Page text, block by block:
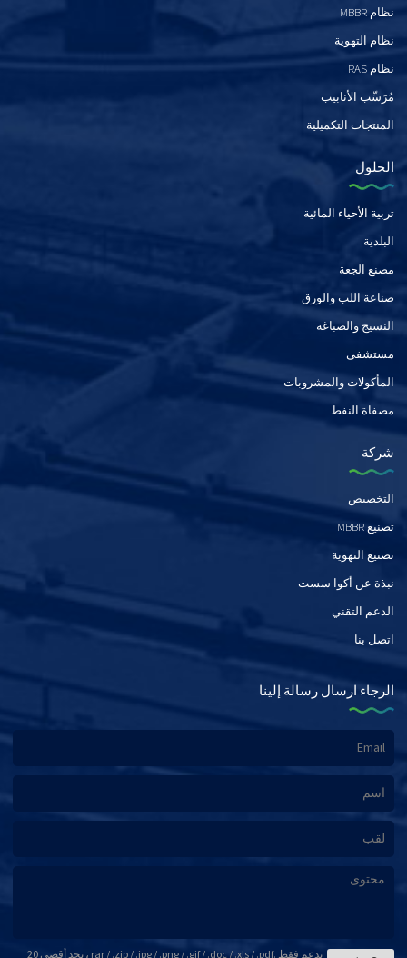
نظام MBBR
نظام التهوية
نظام RAS
مُرَسِّب الأنابيب
المنتجات التكميلية
الحلول
تربية الأحياء المائية
البلدية
مصنع الجعة
صناعة اللب والورق
النسيج والصباغة
مستشفى
المأكولات والمشروبات
مصفاة النفط
شركة
التخصيص
تصنيع MBBR
تصنيع التهوية
نبذة عن أكوا سست
الدعم التقني
اتصل بنا
الرجاء ارسال رسالة إلينا